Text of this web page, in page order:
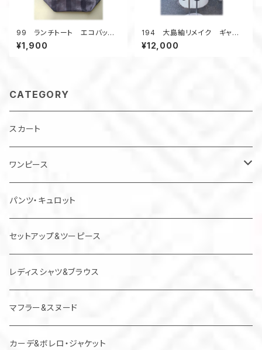
99 ランチトート エコバッグ
村山大島アップサイクル
サブバッグ お散歩バッグ
¥1,900
194 大島紬リメイク ギャザ
ーフレアスカート ６枚接ぎ
ボーダー柄 茶系
¥12,000
CATEGORY
スカート
ワンピース
チュニック
ジャンパースカート
パンツ・キュロット
セットアップ&ツーピース
レディスシャツ&ブラウス
マフラー&スヌード
カーデ&ボレロ・ジャケット